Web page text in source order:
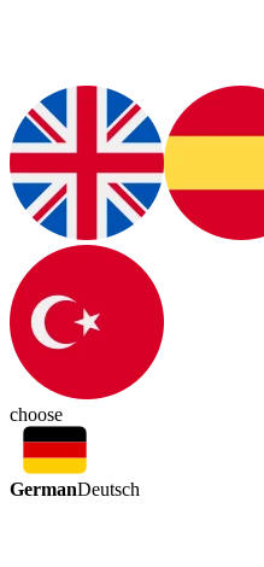
choose
GermanDeutsch